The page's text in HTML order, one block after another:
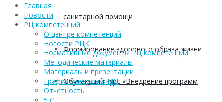
санитарной помощи
Формирование здорового образа жизни
Обучающий курс «Внедрение программ
Главная
Новости
РЦ компетенций
О центре компетенций
Новости РЦК
Нормативные документы РЦ компетенций
Методические материалы
Материалы и презентации
График выездов в МО
Отчетность
5 С